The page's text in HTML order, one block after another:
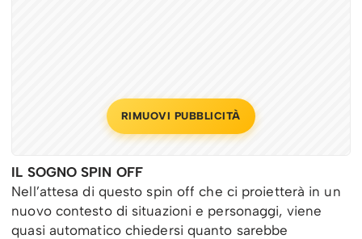
RIMUOVI PUBBLICITÀ
IL SOGNO SPIN OFF
Nell’attesa di questo spin off che ci proietterà in un
nuovo contesto di situazioni e personaggi, viene
quasi automatico chiedersi quanto sarebbe